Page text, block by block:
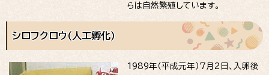
らは自然繁殖しています。
シロフクロウ（人工孵化）
1989年（平成元年）7月2日、入卵後